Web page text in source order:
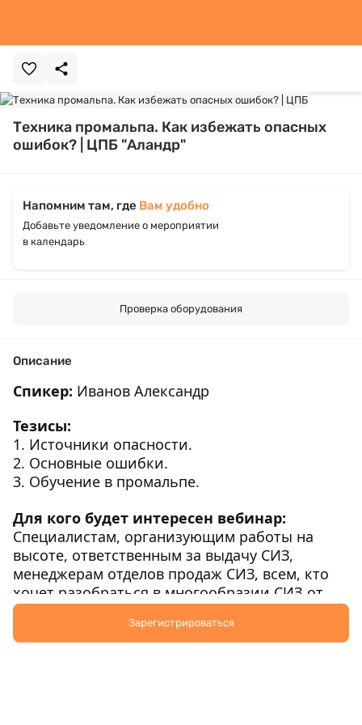
Техника промальпа. Как избежать опасных
ошибок? | ЦПБ "Аландр"
Напомним там, где Вам удобно
Добавьте уведомление о мероприятии
в календарь
Проверка оборудования
Описание
Спикер: Иванов Александр
Тезисы:
1. Источники опасности.
2. Основные ошибки.
3. Обучение в промальпе.
Для кого будет интересен вебинар:
Специалистам, организующим работы на
высоте, ответственным за выдачу СИЗ,
менеджерам отделов продаж СИЗ, всем, кто
хочет разобраться в многообразии СИЗ от
падения с высоты.
Зарегистрироваться